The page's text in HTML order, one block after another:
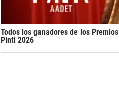
Todos los ganadores de los Premios
Pinti 2026